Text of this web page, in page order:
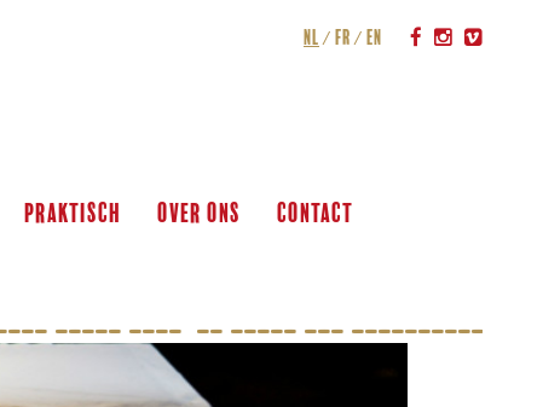
nl fr en
praktisch over ons
contact
_____ ____  __ _____ ___ ____________